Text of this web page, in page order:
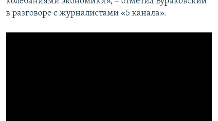
в разговоре с журналистами «5 канала».